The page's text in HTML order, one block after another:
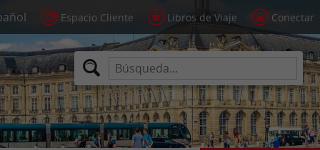
Espacio Cliente Libros de Viaje Conectar